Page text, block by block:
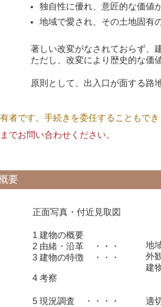
独自性に優れ、意匠的な価値
地域で愛され、その土地固有
著しい改変がなされておらず、
ただし、改変により歴史的な価
原則として、出入口が面する路
者です。手続きを委任することもで
でお問い合わせください。
要
正面写真・付近見取図
1 建物の概要
2 由緒・沿革 ・・・
3 建物の特徴 ・・・
4 考察
地
外
建
5 現況調査 ・・・・
適